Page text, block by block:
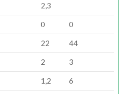
2,3
0 0
22 44
2 3
1,2 6